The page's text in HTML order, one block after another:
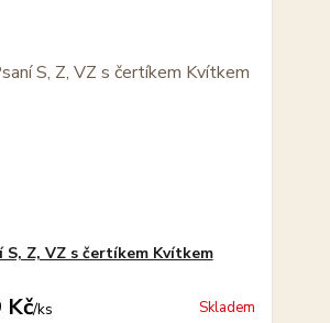
S, Z, VZ s čertíkem Kvítkem
Kč/ks Skladem